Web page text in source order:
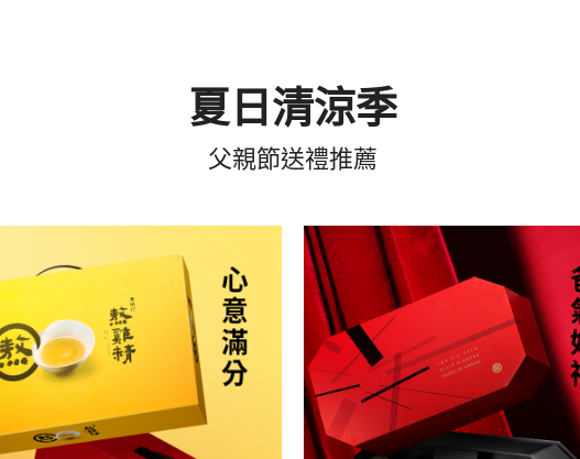
夏日清涼季
父親節送禮推薦